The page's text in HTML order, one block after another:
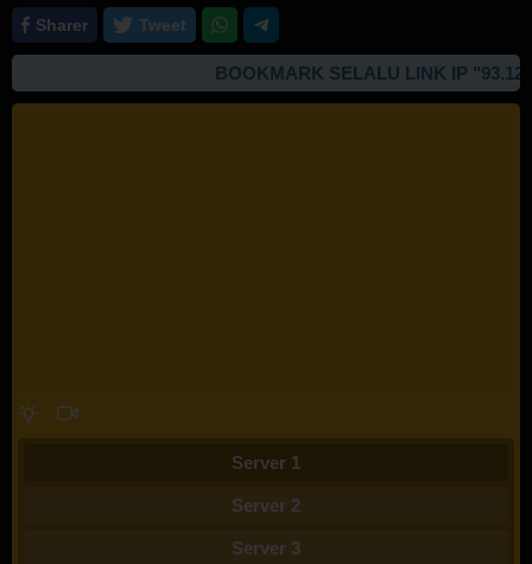
Sharer Tweet
BOOKMARK SELALU LINK IP
Server 1
Server 2
Server 3